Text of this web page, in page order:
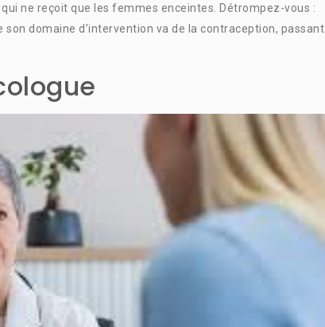
ne reçoit que les femmes enceintes. Détrompez-vous :
domaine d’intervention va de la contraception, passant